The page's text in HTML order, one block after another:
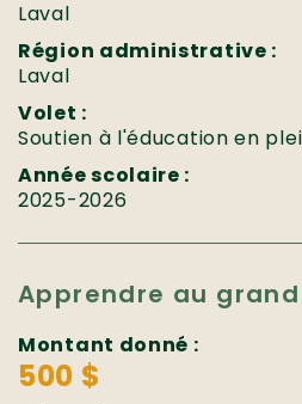
Laval
Région administrative :
Laval
Volet :
Soutien à l'éducation en
Année scolaire :
2025-2026
Apprendre au
Montant donné :
500 $